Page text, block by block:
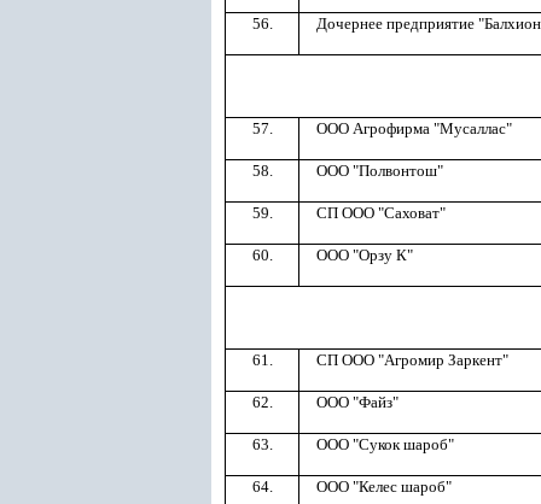
56. Дочернее предприятие
57. ООО Агрофирма "Мусаллас"
58. ООО "Полвонтош"
59. СП ООО "Саховат"
60. ООО "Орзу К"
61. СП ООО "Агромир Заркент"
62. ООО "Файз"
63. ООО "Сукок шароб"
64. ООО "Келес шароб"